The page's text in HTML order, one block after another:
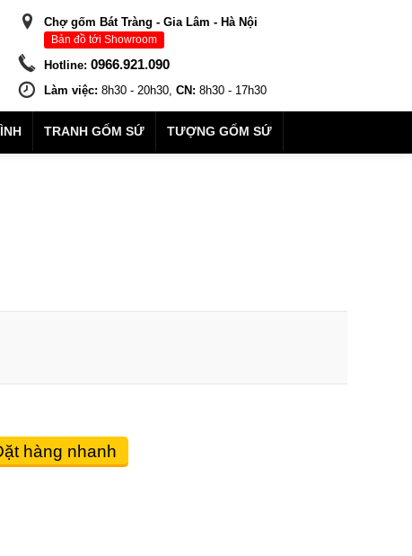
Chợ gốm Bát Tràng - Gia Lâm - Hà Nội
Bản đồ tới Showroom
Hotline: 0966.921.090
Làm việc: 8h30 - 20h30, CN: 8h30 - 17h30
TRANH GỐM SỨ TƯỢNG GỐM SỨ
hàng nhanh